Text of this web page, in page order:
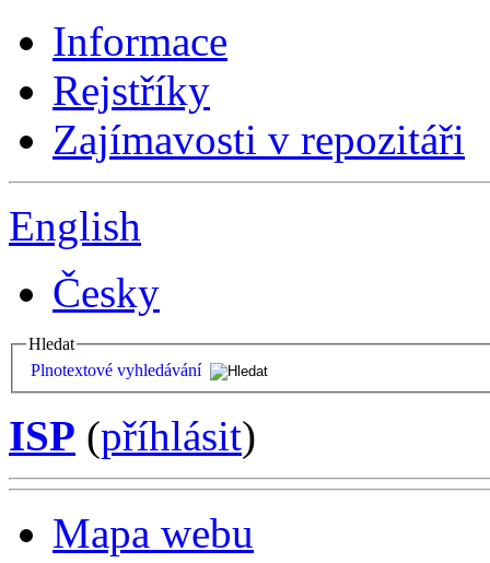
Informace
Rejstříky
Zajímavosti v repozitáři
English
Česky
Hledat
Plnotextové vyhledávání
ISP (příhlásit)
Mapa webu